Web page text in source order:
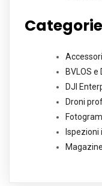
BVLOS e
DJI
Droni
Ispezioni